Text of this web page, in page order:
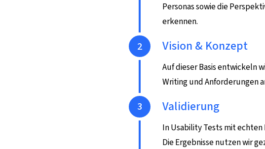
Personas sowie die
erkennen.
Schritt 2
Vision & Konzept
Auf dieser Basis entwickeln
Writing und Anforderungen
Schritt 3
Validierung
In Usability Tests mit
Die Ergebnisse nutzen wir